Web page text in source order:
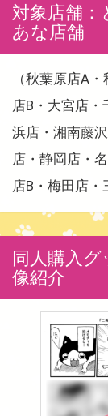
対象店舗
あな店舗
（秋葉原店A
店B・大宮店
浜店・湘南藤
店・静岡店・
店B・梅田店・
同人購入
像紹介